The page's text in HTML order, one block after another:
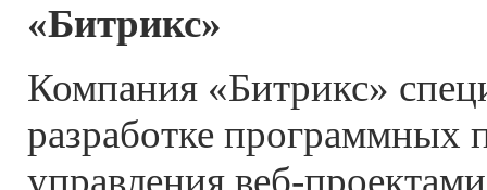
«Битрикс»
Компания «Битрикс»
разработке программных
управления веб-